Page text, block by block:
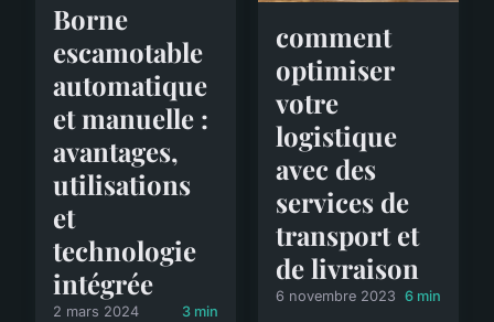
Borne
escamotable
automatique
et manuelle :
avantages,
utilisations
et
technologie
intégrée
2 mars 2024 3 min
comment
optimiser
votre
logistique
avec des
services de
transport et
de livraison
6 novembre 2023 6 min